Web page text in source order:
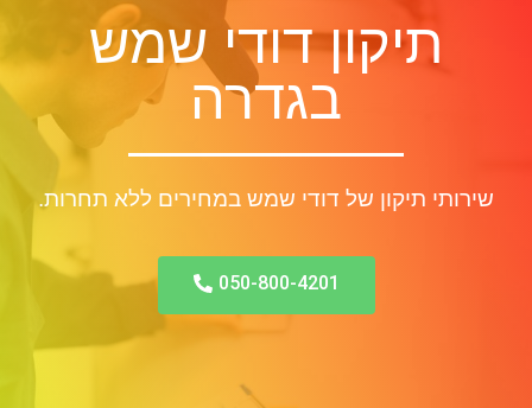
תיקון דודי שמש
בגדרה
שירותי תיקון של דודי שמש במחירים ללא תחרות.
050-800-4201